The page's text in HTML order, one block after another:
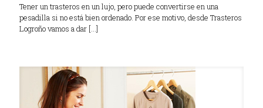
Tener un trasteros en un lujo, pero puede convertirse en una
pesadilla si no está bien ordenado. Por ese motivo, desde Trasteros
Logroño vamos a dar […]